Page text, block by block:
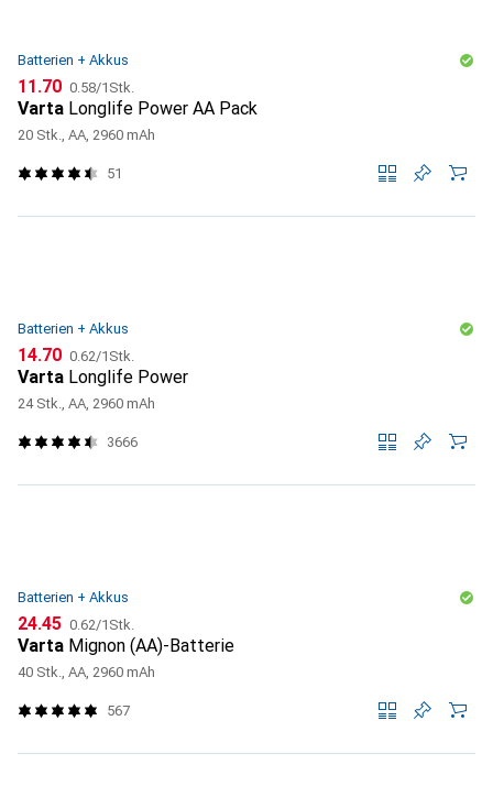
Batterien + Akkus
CHF
11.70 CHF
0.58/1Stk.
Varta Longlife Power AA Pack
20 Stk., AA, 2960 mAh
51
Batterien + Akkus
CHF
14.70 CHF
0.62/1Stk.
Varta Longlife Power
24 Stk., AA, 2960 mAh
3666
Batterien + Akkus
CHF
24.45 CHF
0.62/1Stk.
Varta Mignon (AA)-Batterie
40 Stk., AA, 2960 mAh
567